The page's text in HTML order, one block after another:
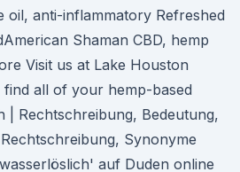
oil, anti-inflammatory Refreshed
Shaman CBD, hemp
Visit us at Lake Houston
all of your hemp-based
| Rechtschreibung, Bedeutung,
Synonyme
auf Duden online